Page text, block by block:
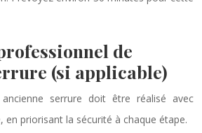
de
(si applicable)
ancienne serrure doit être réalisé avec
priorisant la sécurité à chaque étape.